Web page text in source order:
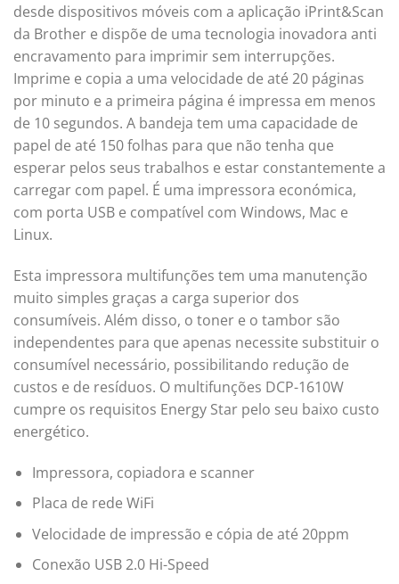
desde dispositivos móveis com a aplicação iPrint&Scan
da Brother e dispõe de uma tecnologia inovadora anti
encravamento para imprimir sem interrupções.
Imprime e copia a uma velocidade de até 20 páginas
por minuto e a primeira página é impressa em menos
de 10 segundos. A bandeja tem uma capacidade de
papel de até 150 folhas para que não tenha que
esperar pelos seus trabalhos e estar constantemente a
carregar com papel. É uma impressora económica,
com porta USB e compatível com Windows, Mac e
Linux.
Esta impressora multifunções tem uma manutenção
muito simples graças a carga superior dos
consumíveis. Além disso, o toner e o tambor são
independentes para que apenas necessite substituir o
consumível necessário, possibilitando redução de
custos e de resíduos. O multifunções DCP-1610W
cumpre os requisitos Energy Star pelo seu baixo custo
energético.
Impressora, copiadora e scanner
Placa de rede WiFi
Velocidade de impressão e cópia de até 20ppm
Conexão USB 2.0 Hi-Speed